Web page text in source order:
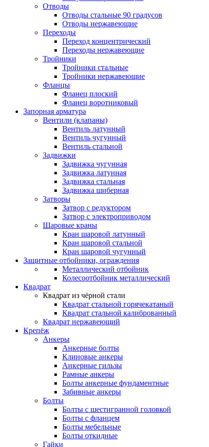
Отводы
Отводы стальные 90 градусов
Отводы нержавеющие
Переходы
Переход концентрический
Переходы нержавеющие
Тройники
Тройники стальные
Тройники нержавеющие
Фланцы
Фланец плоский
Фланец воротниковый
Запорная арматура
Вентили (клапаны)
Вентиль латунный
Вентиль чугунный
Вентиль стальной
Задвижки
Задвижка чугунная
Задвижка латунная
Задвижка стальная
Задвижка шиберная
Затворы
Затвор с редуктором
Затвор с электроприводом
Шаровые краны
Кран шаровой латунный
Кран шаровой стальной
Кран шаровой чугунный
Защитные отбойники, ограждения
Металлический отбойник
Колесоотбойник металлический
Квадрат
Квадрат из чёрной стали
Квадрат стальной горячекатаный
Квадрат стальной калиброванный
Квадрат нержавеющий
Крепёж
Анкеры
Анкерные болты
Клиновые анкеры
Анкерные гильзы
Рамные анкеры
Болты анкерные фундаментные
Забивные анкеры
Болты
Болты с шестигранной головкой
Болты с фланцем
Болты мебельные
Болты откидные
Гайки